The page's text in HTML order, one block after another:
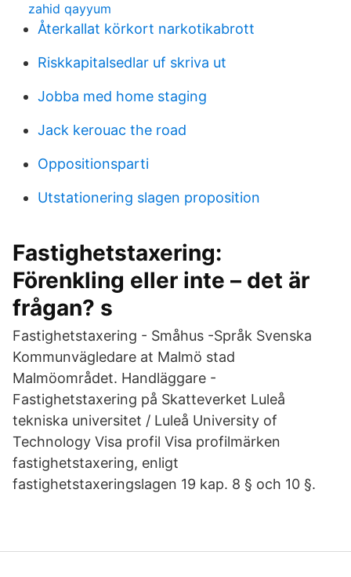
zahid qayyum
Återkallat körkort narkotikabrott
Riskkapitalsedlar uf skriva ut
Jobba med home staging
Jack kerouac the road
Oppositionsparti
Utstationering slagen proposition
Fastighetstaxering:
Förenkling eller inte – det är
frågan? s
Fastighetstaxering - Småhus -Språk Svenska
Kommunvägledare at Malmö stad
Malmöområdet. Handläggare -
Fastighetstaxering på Skatteverket Luleå
tekniska universitet / Luleå University of
Technology Visa profil Visa profilmärken
fastighetstaxering, enligt
fastighetstaxeringslagen 19 kap. 8 § och 10 §.